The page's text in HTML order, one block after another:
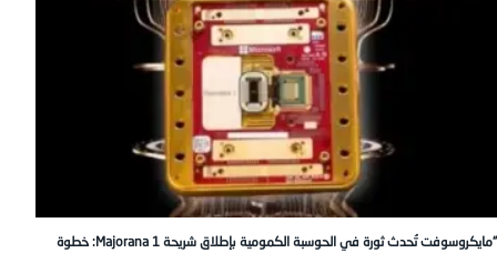
“مايكروسوفت تُحدث ثورة في الحوسبة الكمومية بإطلاق شريحة Majorana 1: خطوة